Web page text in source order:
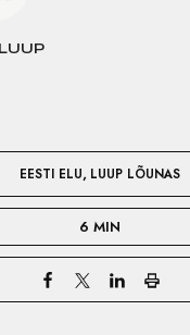
EESTI ELU, LUUP LÕUNAS
6 MIN